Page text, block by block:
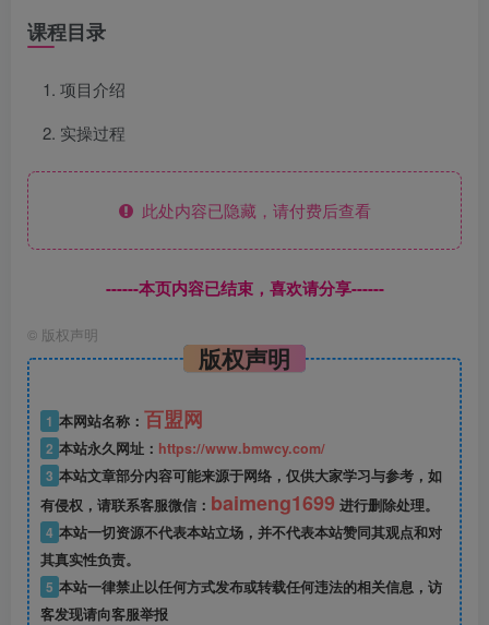
课程目录
项目介绍
实操过程
此处内容已隐藏，请付费后查看
------本页内容已结束，喜欢请分享------
© 版权声明
版权声明
1 本网站名称： 百盟网
2 本站永久网址： https://www.bmwcy.com/
3 本站文章部分内容可能来源于网络，仅供大家学习与参考，如
有侵权，请联系客服微信： baimeng1699 进行删除处理。
4 本站一切资源不代表本站立场，并不代表本站赞同其观点和对
其真实性负责。
5 本站一律禁止以任何方式发布或转载任何违法的相关信息，访
客发现请向客服举报